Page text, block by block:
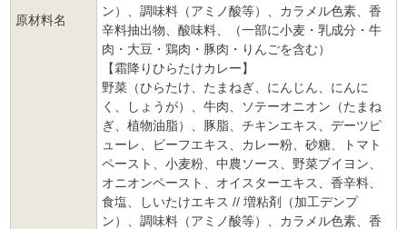
原材料名
ン）、調味料（アミノ酸等）、カラメル色素、香
辛料抽出物、酸味料、（一部に小麦・乳成分・牛
肉・大豆・鶏肉・豚肉・りんごを含む）
【霜降りひらたけカレー】
野菜（ひらたけ、たまねぎ、にんじん、にんに
く、しょうが）、牛肉、ソテーオニオン（たまね
ぎ、植物油脂）、豚脂、チキンエキス、デーツピ
ューレ、ビーフエキス、カレー粉、砂糖、トマト
ペースト、小麦粉、中農ソース、野菜ブイヨン、
オニオンペースト、オイスターエキス、香辛料、
食塩、しいたけエキス // 増粘剤（加工デンプ
ン）、調味料（アミノ酸等）、カラメル色素、香